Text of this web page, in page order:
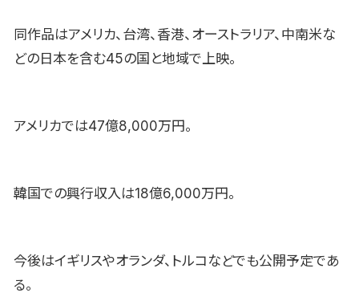
同作品はアメリカ、台湾、香港、オーストラリア、中南米な
どの日本を含む45の国と地域で上映。
アメリカでは47億8,000万円。
韓国での興行収入は18億6,000万円。
今後はイギリスやオランダ、トルコなどでも公開予定であ
る。